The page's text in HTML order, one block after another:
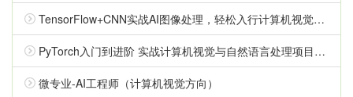
TensorFlow+CNN实战AI图像处理，轻松入行计算机视觉（已完结）
PyTorch入门到进阶 实战计算机视觉与自然语言处理项目（完结无密）
微专业-AI工程师（计算机视觉方向）